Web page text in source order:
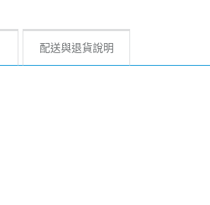
配送與退貨說明